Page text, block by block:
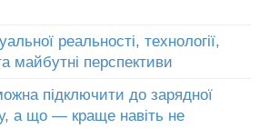
реальності, технології,
майбутні перспективи
підключити до зарядної
а що — краще навіть не